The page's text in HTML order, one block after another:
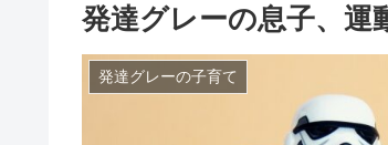
発達グレーの息子、
発達グレーの子育て